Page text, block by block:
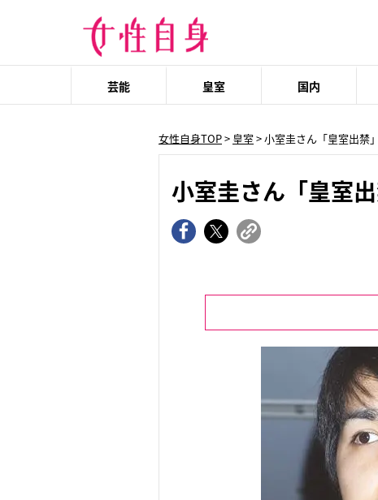
芸能 皇室 国内
女性自身TOP> 皇室> 小室圭さん「皇室出禁
小室圭さん「皇室